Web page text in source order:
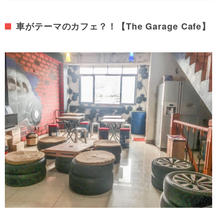
車がテーマのカフェ？！【The Garage Cafe】